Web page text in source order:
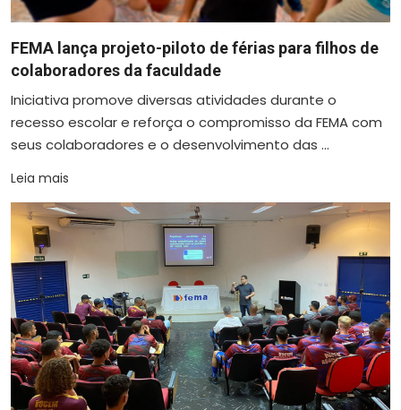
FEMA lança projeto-piloto de férias para filhos de
colaboradores da faculdade
Iniciativa promove diversas atividades durante o
recesso escolar e reforça o compromisso da FEMA com
seus colaboradores e o desenvolvimento das ...
Leia mais